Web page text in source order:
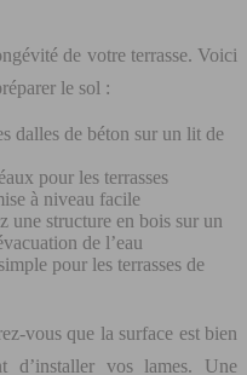
de votre terrasse. Voici
le sol :
dalles de béton sur un lit de
pour les terrasses
à niveau facile
une structure en bois sur un
de l’eau
pour les terrasses de
vous que la surface est bien
d’installer vos lames. Une